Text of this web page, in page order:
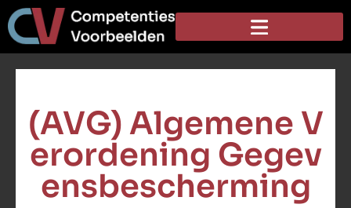
(AVG) Algemene V
erordening Gegev
ensbescherming